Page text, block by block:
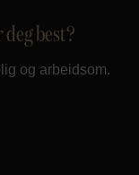
best?
og arbeidsom.